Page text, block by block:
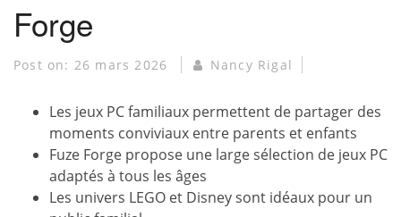
Forge
Post on: 26 mars 2026 Nancy Rigal
Les jeux PC familiaux permettent de partager des
moments conviviaux entre parents et enfants
Fuze Forge propose une large sélection de jeux PC
adaptés à tous les âges
Les univers LEGO et Disney sont idéaux pour un